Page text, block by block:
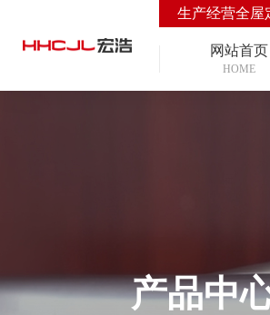
生产经营全屋
网站首页
HOME
产品中